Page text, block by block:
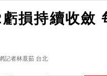
損持續收斂
記者林薏茹 台北